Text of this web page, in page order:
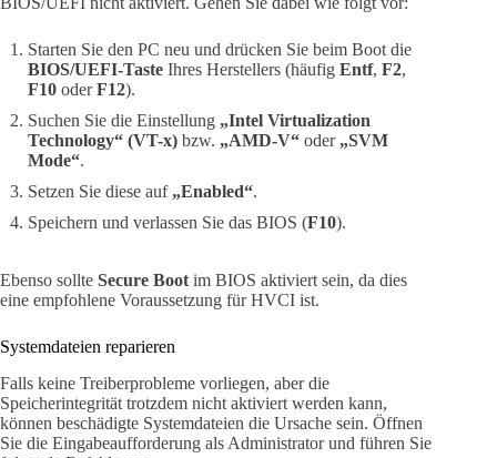
Starten Sie den PC neu und drücken Sie beim Boot die
BIOS/UEFI-Taste Ihres Herstellers (häufig Entf, F2,
F10 oderF12).
Suchen Sie die Einstellung „Intel Virtualization
Technology“ (VT-x) bzw. „AMD-V“ oder „SVM
Mode“.
Setzen Sie diese auf „Enabled“.
Speichern und verlassen Sie das BIOS (F10).
Ebenso sollte Secure Boot im BIOS aktiviert sein, da dies
eine empfohlene Voraussetzung für HVCI ist.
Systemdateien reparieren
Falls keine Treiberprobleme vorliegen, aber die
Speicherintegrität trotzdem nicht aktiviert werden kann,
können beschädigte Systemdateien die Ursache sein. Öffnen
Sie die Eingabeaufforderung als Administrator und führen Sie